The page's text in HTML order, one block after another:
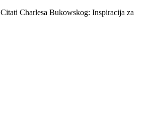
Citati Charlesa Bukowskog: Inspiracija za